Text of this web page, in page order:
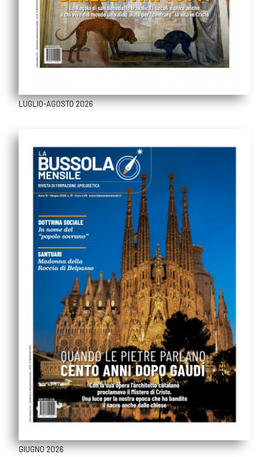
LUGLIO-AGOSTO 2026
GIUGNO 2026